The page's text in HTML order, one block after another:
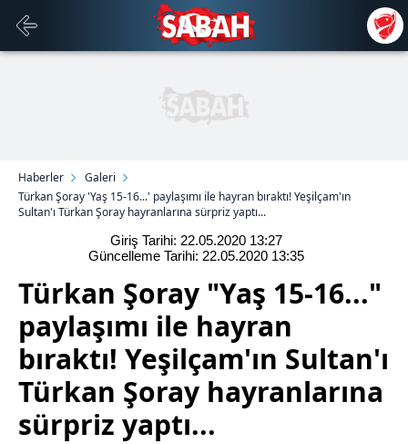
Haberler
Galeri
Türkan Şoray 'Yaş 15-16...' paylaşımı ile hayran bıraktı! Yeşilçam'ın
Sultan'ı Türkan Şoray hayranlarına sürpriz yaptı...
Giriş Tarihi: 22.05.2020 13:27
Güncelleme Tarihi: 22.05.2020 13:35
Türkan Şoray "Yaş 15-16..."
paylaşımı ile hayran
bıraktı! Yeşilçam'ın Sultan'ı
Türkan Şoray hayranlarına
sürpriz yaptı...